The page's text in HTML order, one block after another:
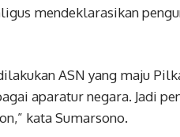
mendeklarasikan
ASN yang maju
aparatur negara. Jadi
kata Sumarsono.